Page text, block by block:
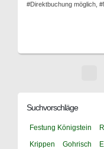
#Direktbuchung möglich,
Suchvorschläge
Festung Königstein
Krippen
Gohrisch